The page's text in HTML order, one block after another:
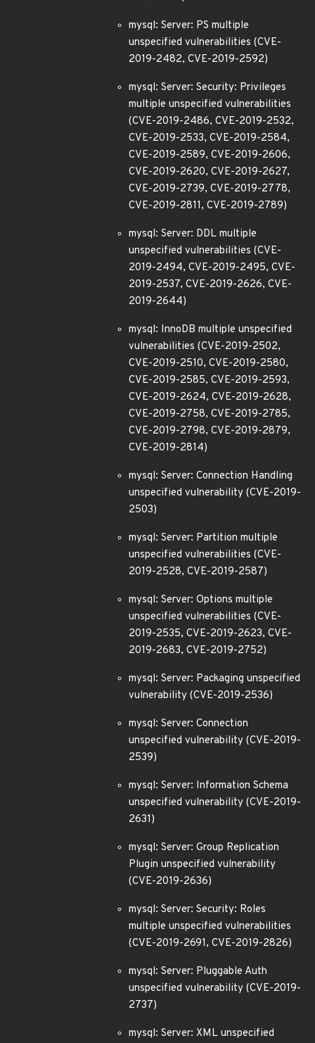
mysql: Server: PS multiple
unspecified vulnerabilities (CVE-
2019-2482, CVE-2019-2592)
mysql: Server: Security: Privileges
multiple unspecified vulnerabilities
(CVE-2019-2486, CVE-2019-2532,
CVE-2019-2533, CVE-2019-2584,
CVE-2019-2589, CVE-2019-2606,
CVE-2019-2620, CVE-2019-2627,
CVE-2019-2739, CVE-2019-2778,
CVE-2019-2811, CVE-2019-2789)
mysql: Server: DDL multiple
unspecified vulnerabilities (CVE-
2019-2494, CVE-2019-2495, CVE-
2019-2537, CVE-2019-2626, CVE-
2019-2644)
mysql: InnoDB multiple unspecified
vulnerabilities (CVE-2019-2502,
CVE-2019-2510, CVE-2019-2580,
CVE-2019-2585, CVE-2019-2593,
CVE-2019-2624, CVE-2019-2628,
CVE-2019-2758, CVE-2019-2785,
CVE-2019-2798, CVE-2019-2879,
CVE-2019-2814)
mysql: Server: Connection Handling
unspecified vulnerability (CVE-2019-
2503)
mysql: Server: Partition multiple
unspecified vulnerabilities (CVE-
2019-2528, CVE-2019-2587)
mysql: Server: Options multiple
unspecified vulnerabilities (CVE-
2019-2535, CVE-2019-2623, CVE-
2019-2683, CVE-2019-2752)
mysql: Server: Packaging unspecified
vulnerability (CVE-2019-2536)
mysql: Server: Connection
unspecified vulnerability (CVE-2019-
2539)
mysql: Server: Information Schema
unspecified vulnerability (CVE-2019-
2631)
mysql: Server: Group Replication
Plugin unspecified vulnerability
(CVE-2019-2636)
mysql: Server: Security: Roles
multiple unspecified vulnerabilities
(CVE-2019-2691, CVE-2019-2826)
mysql: Server: Pluggable Auth
unspecified vulnerability (CVE-2019-
2737)
mysql: Server: XML unspecified